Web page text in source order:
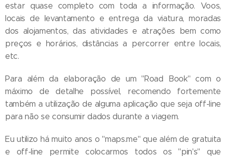
estar quase completo com toda a informação. Voos,
locais de levantamento e entrega da viatura, moradas
dos alojamentos, das atividades e atrações bem como
preços e horários, distâncias a percorrer entre locais,
etc.
Para além da elaboração de um "Road Book" com o
máximo de detalhe possível, recomendo fortemente
também a utilização de alguma aplicação que seja off-line
para não se consumir dados durante a viagem.
Eu utilizo há muito anos o "maps.me" que além de gratuita
e off-line permite colocarmos todos os "pin's" que